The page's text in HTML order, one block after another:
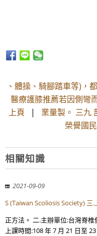
、體操、騎腳踏車等)，
醫療護膝推薦若因側彎
上頁 | 業量製。 三九
榮譽國
相關知識
2021-09-09
S (Taiwan Scoliosis Society) 三.
正方法。 二.主辦單位:台灣脊椎
上課時間:108 年 7 月 21 日至